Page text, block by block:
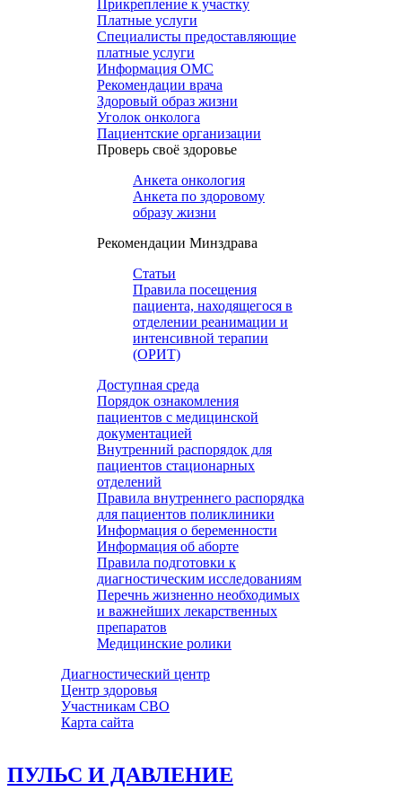
Прикрепление к участку
Платные услуги
Специалисты предоставляющие
платные услуги
Информация ОМС
Рекомендации врача
Здоровый образ жизни
Уголок онколога
Пациентские организации
Проверь своё здоровье
Анкета онкология
Анкета по здоровому
образу жизни
Рекомендации Минздрава
Статьи
Правила посещения
пациента, находящегося в
отделении реанимации и
интенсивной терапии
(ОРИТ)
Доступная среда
Порядок ознакомления
пациентов с медицинской
документацией
Внутренний распорядок для
пациентов стационарных
отделений
Правила внутреннего распорядка
для пациентов поликлиники
Информация о беременности
Информация об аборте
Правила подготовки к
диагностическим исследованиям
Перечнь жизненно необходимых
и важнейших лекарственных
препаратов
Медицинские ролики
Диагностический центр
Центр здоровья
Участникам СВО
Карта сайта
ПУЛЬС И ДАВЛЕНИЕ